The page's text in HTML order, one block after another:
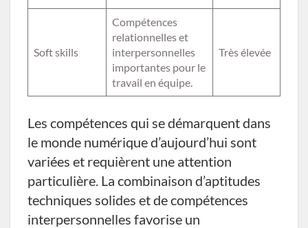
Soft skills
Compétences
relationnelles et
interpersonnelles
importantes pour le
travail en équipe.
Très élevée
Les compétences qui se démarquent dans
le monde numérique d’aujourd’hui sont
variées et requièrent une attention
particulière. La combinaison d’aptitudes
techniques solides et de compétences
interpersonnelles favorise un